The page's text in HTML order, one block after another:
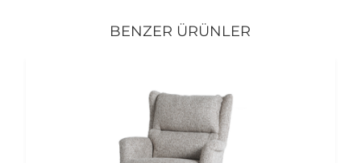
BENZER ÜRÜNLER